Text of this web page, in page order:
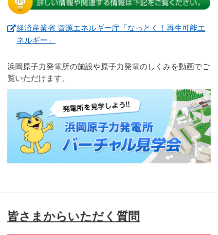
経済産業省 資源エネルギー庁「なっとく！再生可能エ
ネルギー」
浜岡原子力発電所の施設や原子力発電のしくみを動画でご
覧いただけます。
皆さまからいただく質問